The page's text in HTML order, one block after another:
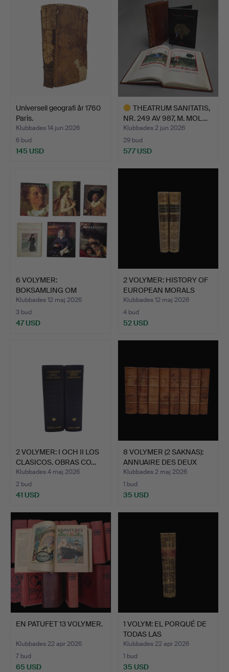
Universell geografi år 1760
Paris.
Klubbades 14 jun 2026
6 bud
145 USD
THEATRUM SANITATIS,
NR. 249 AV 987, M. MOL…
Klubbades 2 jun 2026
29 bud
577 USD
6 VOLYMER:
BOKSAMLING OM
MÅLERI.
Klubbades 12 maj 2026
3 bud
47 USD
2 VOLYMER: HISTORY OF
EUROPEAN MORALS
FROM…
Klubbades 12 maj 2026
4 bud
52 USD
2 VOLYMER: I OCH II LOS
CLASICOS. OBRAS CO…
Klubbades 4 maj 2026
2 bud
41 USD
8 VOLYMER (2 SAKNAS):
ANNUAIRE DES DEUX
MO…
Klubbades 2 maj 2026
1 bud
35 USD
EN PATUFET 13 VOLYMER.
Klubbades 22 apr 2026
7 bud
65 USD
1 VOLYM: EL PORQUÉ DE
TODAS LAS
CEREMONIAS…
Klubbades 22 apr 2026
1 bud
35 USD